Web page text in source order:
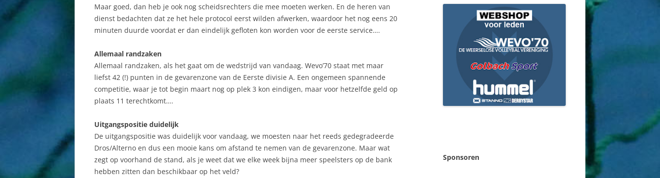
Maar goed, dan heb je ook nog scheidsrechters die mee moeten werken. En de heren van
dienst bedachten dat ze het hele protocol eerst wilden afwerken, waardoor het nog eens 20
minuten duurde voordat er dan eindelijk gefloten kon worden voor de eerste service….
Allemaal randzaken
Allemaal randzaken, als het gaat om de wedstrijd van vandaag. Wevo’70 staat met maar
liefst 42 (!) punten in de gevarenzone van de Eerste divisie A. Een ongemeen spannende
competitie, waar je tot begin maart nog op plek 3 kon eindigen, maar voor hetzelfde geld op
plaats 11 terechtkomt….
Uitgangspositie duidelijk
De uitgangspositie was duidelijk voor vandaag, we moesten naar het reeds gedegradeerde
Dros/Alterno en dus een mooie kans om afstand te nemen van de gevarenzone. Maar wat
zegt op voorhand de stand, als je weet dat we elke week bijna meer speelsters op de bank
hebben zitten dan beschikbaar op het veld?
Sponsoren